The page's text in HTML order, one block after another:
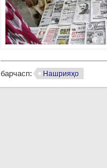
барчасп: Нашрияҳо